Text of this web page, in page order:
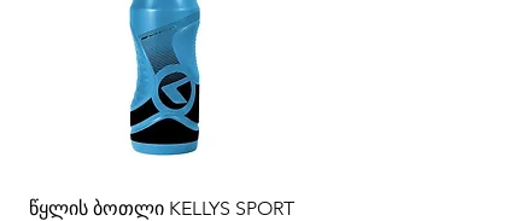
წყლის ბოთლი KELLYS SPORT